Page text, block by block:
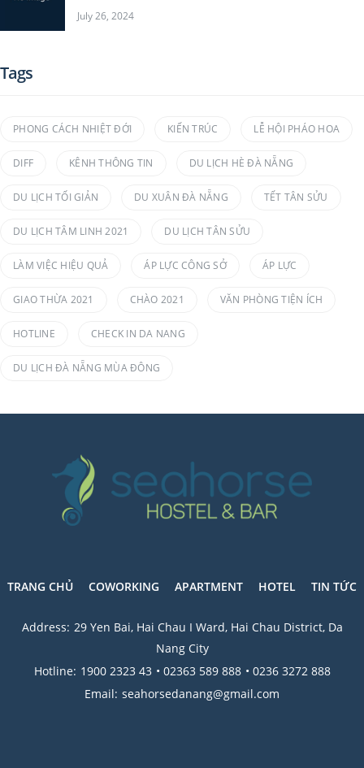
July 26, 2024
Tags
PHONG CÁCH NHIỆT ĐỚI KIẾN TRÚC LỄ HỘI PHÁO HOA
DIFF KÊNH THÔNG TIN DU LỊCH HÈ ĐÀ NẴNG
DU LỊCH TỐI GIẢN DU XUÂN ĐÀ NẴNG TẾT TÂN SỬU
DU LỊCH TÂM LINH 2021 DU LỊCH TÂN SỬU
LÀM VIỆC HIỆU QUẢ ÁP LỰC CÔNG SỞ ÁP LỰC
GIAO THỪA 2021 CHÀO 2021 VĂN PHÒNG TIỆN ÍCH
HOTLINE CHECK IN DA NANG
DU LỊCH ĐÀ NẴNG MÙA ĐÔNG
TRANG CHỦ COWORKING APARTMENT HOTEL TIN TỨC
Address: 29 Yen Bai, Hai Chau I Ward, Hai Chau District, Da
Nang City
Hotline: 1900 2323 43 • 02363 589 888 • 0236 3272 888
Email: seahorsedanang@gmail.com